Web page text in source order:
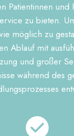
Patientinnen und
zu bieten.
möglich zu
Ablauf mit
und großer
während des